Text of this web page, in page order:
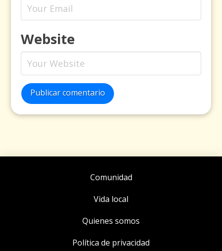
Website
Publicar comentario
Comunidad
Vida local
Quienes somos
Política de privacidad